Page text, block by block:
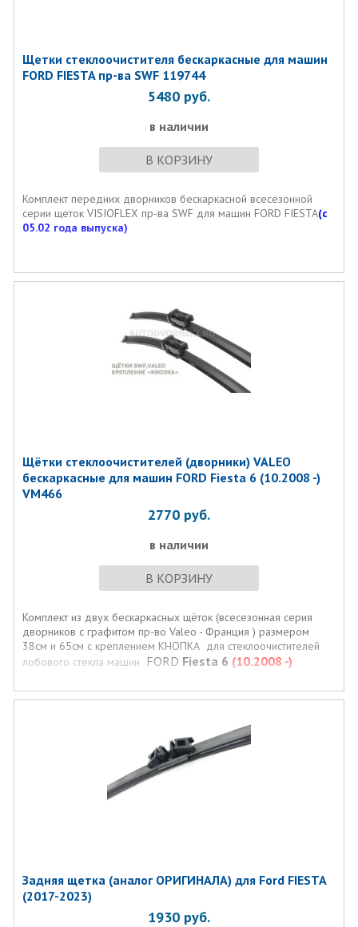
Щетки стеклоочистителя бескаркасные для машин
FORD FIESTA пр-ва SWF 119744
5480 руб.
в наличии
В КОРЗИНУ
Комплект передних дворников бескаркасной всесезонной
серии щеток VISIOFLEX пр-ва SWF для машин FORD FIESTA(с
05.02 года выпуска)
Щётки стеклоочистителей (дворники) VALEO
бескаркасные для машин FORD Fiesta 6 (10.2008 -)
VM466
2770 руб.
в наличии
В КОРЗИНУ
Комплект из двух бескаркасных щёток (всесезонная серия
дворников с графитом пр-во Valeo - Франция ) размером
38см и 65см с креплением КНОПКА для стеклоочистителей
лобового стекла машин FORD Fiesta 6 (10.2008 -)
Задняя щетка (аналог ОРИГИНАЛА) для Ford FIESTA
(2017-2023)
1930 руб.